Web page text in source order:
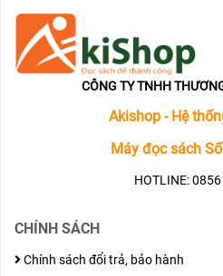
CÔNG TY TNHH
Akishop - Hệ
Máy đọc sách
HOTLINE:
CHÍNH SÁCH
Chính sách đổi trả, bảo hành